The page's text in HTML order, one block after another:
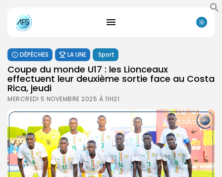
DÉPÊCHES LA UNE Sport
Coupe du monde U17 : les Lionceaux
effectuent leur deuxième sortie face au Costa
Rica, jeudi
MERCREDI 5 NOVEMBRE 2025 À 11H21